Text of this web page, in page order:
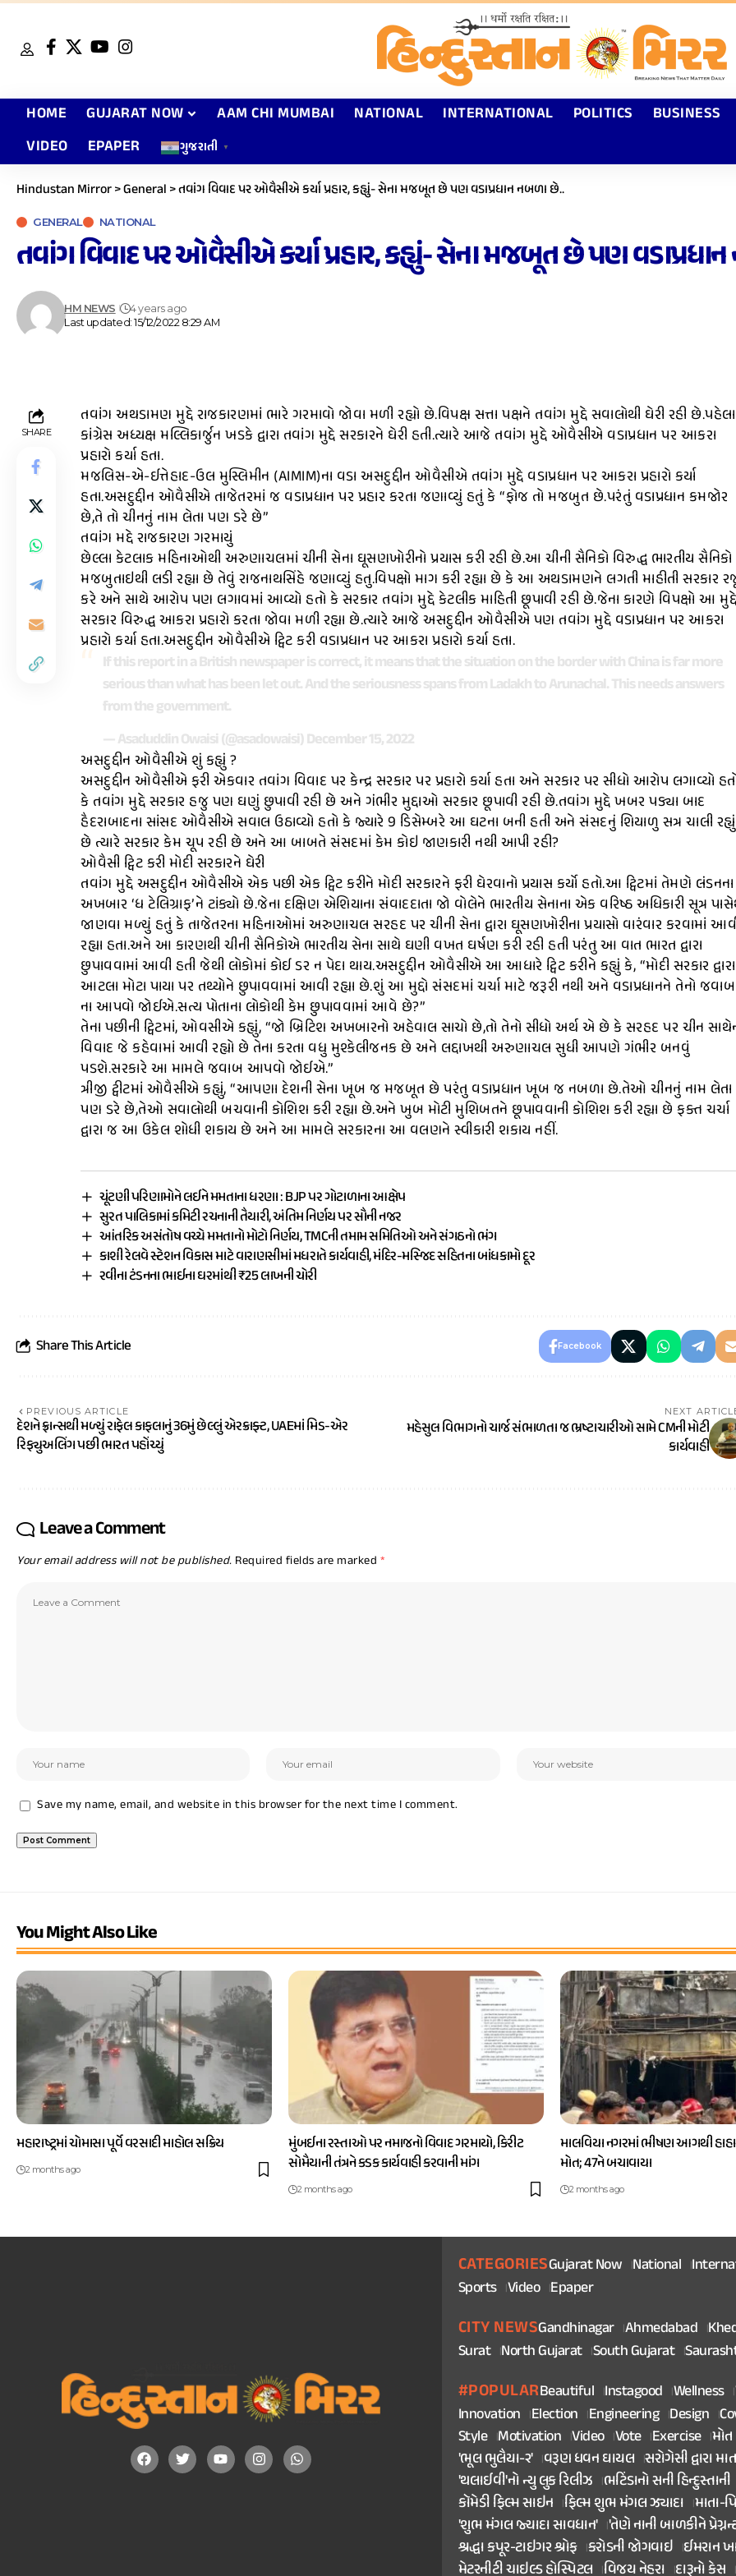
HOME GUJARAT NOW AAM CHI MUMBAI NATIONAL INTERNATIONAL POLITICS
BUSINESS
VIDEO
EPAPER ગુજરાતી ▼
Hindustan Mirror>General >તવાંગ વિવાદ પર ઓવૈસીએ કર્યા પ્રહાર, કહ્યું- સેના મજબૂત છે પણ વડાપ્રધાન નબળા છે..
GENERAL NATIONAL
તવાંગ વિવાદ પર ઓવૈસીએ કર્યા પ્રહાર, કહ્યું- સેના મજબૂત છે પણ
Last updated: 15/12/2022 8:29 AM
HM NEWS 4 years ago
SHARE
તવાંગ અથડામણ મુદ્દે રાજકારણમાં ભારે ગરમાવો જોવા મળી રહ્યો છે.વિપક્ષ સત્તા પક્ષને તવાંગ મુદ્દે સવાલોથી ઘેરી રહી છે.પહેલા
કાંગ્રેસ અધ્યક્ષ મલ્લિકાર્જુન ખડકે દ્વારા તવાંગ મુદ્દે સરકારને ઘેરી હતી.ત્યારે આજે તવાંગ મુદ્દે ઓવૈસીએ વડાપ્રધાન પર આકરા
પ્રહારો કર્યા હતા.
મજલિસ-એ-ઈત્તેહાદ-ઉલ મુસ્લિમીન (AIMIM)ના વડા અસદુદ્દીન ઓવૈસીએ તવાંગ મુદ્દે વડાપ્રધાન પર આકરા પ્રહારો કર્યા
હતા.અસદુદ્દીન ઓવૈસીએ તાજેતરમાં જ વડાપ્રધાન પર પ્રહાર કરતા જણાવ્યું હતું કે “ફોજ તો મજબુત છે.પરંતું વડાપ્રધાન કમજોર
છે,તે તો ચીનનું નામ લેતા પણ ડરે છે”
તવાંગ મદ્દે રાજકારણ ગરમાયું
છેલ્લા કેટલાક મહિનાઓથી અરુણાચલમાં ચીની સેના ઘૂસણખોરીનો પ્રયાસ કરી રહી છે.આ ચીની સૈનિકો વિરુદ્ધ ભારતીય સૈનિકો
મજબુતાઇથી લડી રહ્યા છે તેવું રાજનાથસિંહે જણાવ્યું હતુ.વિપક્ષો માગ કરી રહ્યા છે કે આ અથડામણને લગતી માહીતી સરકાર
કરે અને સાથે આરોપ પણ લગાવમાં આવ્યો હતો કે સરકાર તવાંગ મુદ્દે કેટલીક માહિતી છૂપાવી રહી છે.જેના કારણે વિપક્ષો આ
સરકાર વિરુદ્ધ આકરા પ્રહારો કરતા જોવા મળી રહ્યા છે.ત્યારે આજે અસદુદ્દીન ઓવૈસીએ પણ તવાંગ મુદ્દે વડાપ્રધાન પર આકરા
પ્રહારો કર્યા હતા.અસદુદ્દીન ઓવૈસીએ ટ્વિટ કરી વડાપ્રધાન પર આકરા પ્રહારો કર્યા હતા.
If this report in a British newspaper is correct, it means that the situation on the border with China is far more
serious than what has been let out. And the seriousness spans from Ladakh to Arunachal. This needs answers
from the government.
— Asaduddin Owaisi (@asadowaisi)December 15, 2022
અસદુદ્દીન ઓવૈસીએ શું કહ્યું ?
અસદુદ્દીન ઓવૈસીએ ફરી એકવાર તવાંગ વિવાદ પર કેન્દ્ર સરકાર પર પ્રહારો કર્યા હતા અને સરકાર પર સીધો આરોપ લગાવ્યો
કે તવાંગ મુદ્દે સરકાર હજુ પણ ઘણું છુપાવી રહી છે અને ગંભીર મુદ્દાઓ સરકાર છૂપાવી રહી છે.તવાંગ મુદ્દે ખબર પડ્યા બાદ
હૈદરાબાદના સાંસદ ઓવૈસીએ સવાલ ઉઠાવ્યો હતો કે જ્યારે 9 ડિસેમ્બરે આ ઘટના બની હતી અને સંસદનું શિયાળુ સત્ર ચાલી રહ્યું
છે ત્યારે સરકાર કેમ ચૂપ રહી છે અને આ બાબતે સંસદમાં કેમ કોઇ જાણકારી નથી આપી રહી?
ઓવૈસી ટ્વિટ કરી મોદી સરકારને ઘેરી
તવાંગ મુદ્દે અસદુદ્દીન ઓવૈસીએ એક પછી એક ટ્વિટ કરીને મોદી સરકારને ફરી ઘેરવાનો પ્રયાસ કર્યો હતો.આ ટ્વિટમાં તેમણે લંડનના
અખબાર ‘ધ ટેલિગ્રાફ’ને ટાંક્યો છે.જેના દક્ષિણ એશિયાના સંવાદદાતા જો વોલેને ભારતીય સેનાના એક વરિષ્ઠ અધિકારી સૂત્ર
જાણવા મળ્યું હતું કે તાજેતરના મહિનાઓમાં અરુણાચલ સરહદ પર ચીની સેના દ્વારા ઘૂસણખોરીના પ્રયાસો વારંવાર કરવામાં
રહ્યા હતા.અને આ કારણથી ચીની સૈનિકોએ ભારતીય સેના સાથે ઘણી વખત ઘર્ષણ કરી રહી હતી પરંતુ આ વાત ભારત દ્વારા
છુપાવવામાં આવી હતી જેથી લોકોમાં કોઈ ડર ન પેદા થાય.અસદુદ્દીન ઓવૈસીએ આ આધારે ટ્વિટ કરીને કહ્યું કે, “મોદી સરકાર દ્વારા
આટલા મોટા પાયા પર તથ્યોને છુપાવવામાં આવી રહ્યા છે.શું આ મુદ્દો સંસદમાં ચર્ચા માટે જરૂરી નથી અને વડાપ્રધાનને તેનો જવાબ
ના આપવો જોઈએ.સત્ય પોતાના લોકોથી કેમ છુપાવવામાં આવે છે?”
તેના પછીની ટ્વિટમાં, ઓવસીએ કહ્યું, “જો બ્રિટિશ અખબારનો અહેવાલ સાચો છે,તો તેનો સીધો અર્થ એ છે કે સરહદ પર ચીન
વિવાદ જે કહેવામાં આવી રહ્યો છે તેના કરતા વધુ મુશ્કેલીજનક છે અને લદ્દાખથી અરુણાચલ સુધી આપણે ગંભીર બનવું
પડશે.સરકારે આ મામલે જવાબ આપવો જોઈએ.”
ત્રીજી ટ્વીટમાં ઓવૈસીએ કહ્યું, “આપણા દેશની સેના ખૂબ જ મજબૂત છે પરંતુ વડાપ્રધાન ખૂબ જ નબળા છે.તેઓ ચીનનું નામ લેતા
પણ ડરે છે,તેઓ સવાલોથી બચવાની કોશિશ કરી રહ્યા છે.અને ખુબ મોટી મુશિબતને છૂપાવવાની કોશિશ કરી રહ્યા છે ફક્ત ચર્ચા
દ્વારા જ આ ઉકેલ શોધી શકાય છે અને આ મામલે સરકારના આ વલણને સ્વીકારી શકાય નહીં.
ચૂંટણી પરિણામોને લઈને મમતાના ધરણા : BJP પર ગોટાળાના આક્ષેપ
સુરત પાલિકામાં કમિટી રચનાની તૈયારી, અંતિમ નિર્ણય પર સૌની નજર
આંતરિક અસંતોષ વચ્ચે મમતાનો મોટો નિર્ણય, TMCની તમામ સમિતિઓ અને સંગઠનો ભંગ
કાશી રેલવે સ્ટેશન વિકાસ માટે વારાણસીમાં મધરાતે કાર્યવાહી, મંદિર-મસ્જિદ સહિતના બાંધકામો દૂર
રવીના ટંડનના ભાઈના ઘરમાંથી ₹25 લાખની ચોરી
Share This Article Facebook
PREVIOUS ARTICLE
દેશને ફ્રાન્સથી મળ્યું રાફેલ કાફલાનું 36મું છેલ્લું એરક્રાફ્ટ, UAEમાં મિડ-એર
રિફ્યુઅલિંગ પછી ભારત પહોંચ્યું
NEXT
મહેસુલ વિભાગનો ચાર્જ સંભાળતા જ ભ્રષ્ટાચારીઓ સામે CMની મોટી
કાર્યવાહી
Leave a Comment
Your email address will not be published. Required fields are marked *
Save my name, email, and website in this browser for the next time I comment.
You Might Also Like
મહારાષ્ટ્રમાં ચોમાસા પૂર્વે વરસાદી માહોલ સક્રિય
2 months ago
મુંબઈના રસ્તાઓ પર નમાજનો વિવાદ ગરમાયો, કિરીટ
સોમૈયાની તંત્રને કડક કાર્યવાહી કરવાની માંગ
2 months ago
માલવિયા નગરમાં ભીષણ આગથી
મોત; 47ને બચાવાયા
2 months ago
CATEGORIESGujarat Now National
Sports Video Epaper
CITY NEWSGandhinagar Ahmedabad
Surat North Gujarat South Gujarat
#POPULARBeautiful Instagood Wellness
Innovation Election Engineering Design
Style Motivation Video Vote Exercise મોત
'ભૂલ ભુલૈયા-૨' વરૂણ ધવન ઘાયલ સરોગેસી દ્વારા
'થલાઈવી'નો ન્યુ લુક રિલીઝ ભટિંડાનો સની હિન્દુસ્તાની
કૉમેડી ફિલ્મ સાઇન ફિલ્મ શુભ મંગલ ઝ્યાદા માતા-
'શુભ મંગલ જ્યાદા સાવધાન' 'તેણે નાની બાળકીને
શ્રદ્ધા કપૂર-ટાઇગર શ્રોફ કરોડની જોગવાઇ ઈમરાન
મેટરનીટી ચાઇલ્ડ હોસ્પિટલ વિજય નેહરા દારૂનો કેસ